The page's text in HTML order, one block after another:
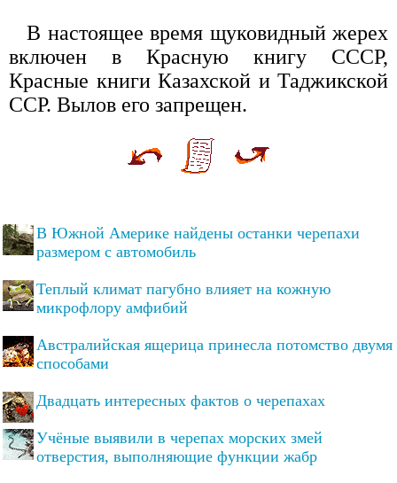
В настоящее время щуковидный жерех
включен в Красную книгу СССР,
Красные книги Казахской и Таджикской
ССР. Вылов его запрещен.
В Южной Америке найдены останки черепахи
размером с автомобиль
Теплый климат пагубно влияет на кожную
микрофлору амфибий
Австралийская ящерица принесла потомство двумя
способами
Двадцать интересных фактов о черепахах
Учёные выявили в черепах морских змей
отверстия, выполняющие функции жабр